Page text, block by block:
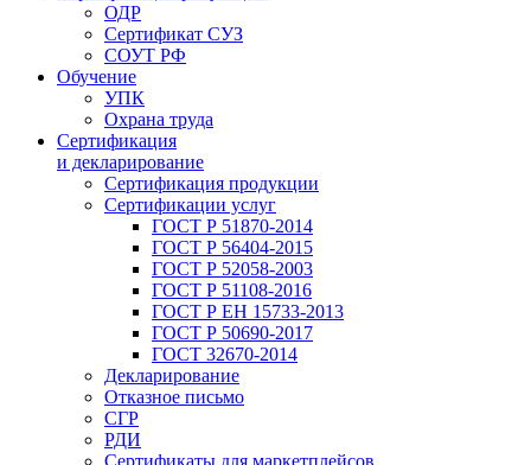
ОДР
Сертификат СУЗ
СОУТ РФ
Обучение
УПК
Охрана труда
Сертификация
и декларирование
Сертификация продукции
Сертификации услуг
ГОСТ Р 51870-2014
ГОСТ Р 56404-2015
ГОСТ Р 52058-2003
ГОСТ Р 51108-2016
ГОСТ Р ЕН 15733-2013
ГОСТ Р 50690-2017
ГОСТ 32670-2014
Декларирование
Отказное письмо
СГР
РДИ
Сертификаты для маркетплейсов